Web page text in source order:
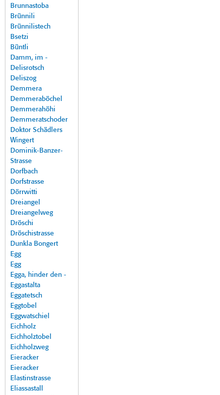
Brunnastoba
Brünnili
Brünnilistech
Bsetzi
Büntli
Damm, im -
Delisrotsch
Deliszog
Demmera
Demmeraböchel
Demmerahöhi
Demmeratschoder
Doktor Schädlers
Wingert
Dominik-Banzer-
Strasse
Dorfbach
Dorfstrasse
Dörrwitti
Dreiangel
Dreiangelweg
Dröschi
Dröschistrasse
Dunkla Bongert
Egg
Egg
Egga, hinder den -
Eggastalta
Eggatetsch
Eggtobel
Eggwatschiel
Eichholz
Eichholztobel
Eichholzweg
Eieracker
Eieracker
Elastinstrasse
Eliassastall